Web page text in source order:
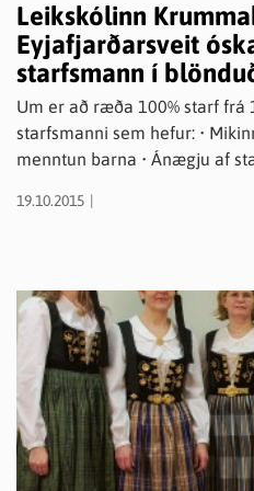
Leikskólinn
Eyjafjarðarsveit
starfsmann í
Um er að ræða 100% starf frá
starfsmanni sem hefur: •
menntun barna • Ánægju af
uppbyggingu leikskólastarfs Krummakot er þriggja deilda
aldursskiptar. Verið er að
markvisst unnið með læsi,
og tónlist.
19.10.2015